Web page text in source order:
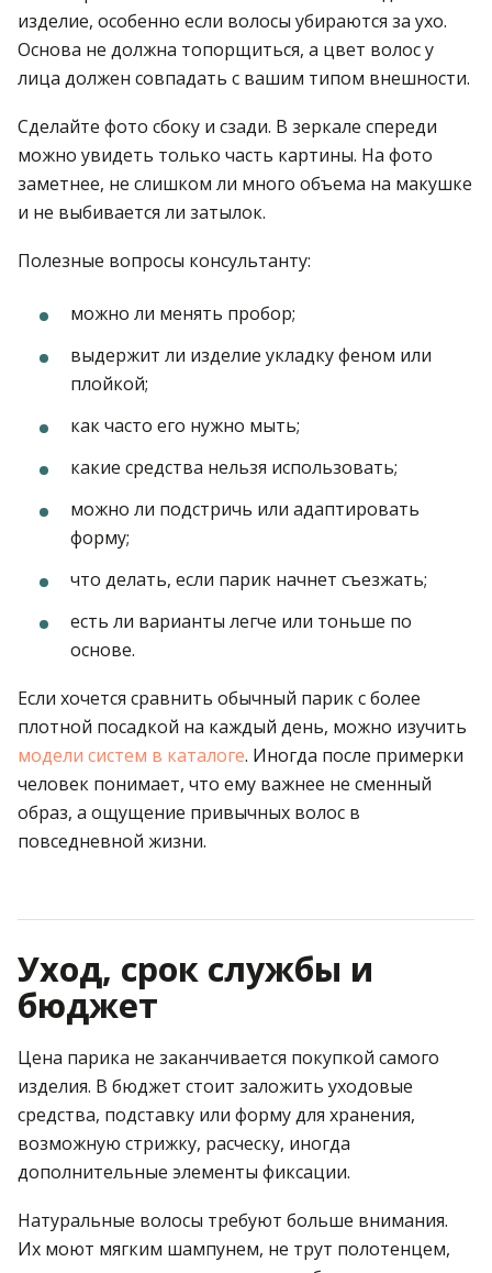
изделие, особенно если волосы убираются за ухо.
Основа не должна топорщиться, а цвет волос у
лица должен совпадать с вашим типом внешности.
Сделайте фото сбоку и сзади. В зеркале спереди
можно увидеть только часть картины. На фото
заметнее, не слишком ли много объема на макушке
и не выбивается ли затылок.
Полезные вопросы консультанту:
можно ли менять пробор;
выдержит ли изделие укладку феном или
плойкой;
как часто его нужно мыть;
какие средства нельзя использовать;
можно ли подстричь или адаптировать
форму;
что делать, если парик начнет съезжать;
есть ли варианты легче или тоньше по
основе.
Если хочется сравнить обычный парик с более
плотной посадкой на каждый день, можно изучить
модели систем в каталоге. Иногда после примерки
человек понимает, что ему важнее не сменный
образ, а ощущение привычных волос в
повседневной жизни.
Уход, срок службы и
бюджет
Цена парика не заканчивается покупкой самого
изделия. В бюджет стоит заложить уходовые
средства, подставку или форму для хранения,
возможную стрижку, расческу, иногда
дополнительные элементы фиксации.
Натуральные волосы требуют больше внимания.
Их моют мягким шампунем, не трут полотенцем,